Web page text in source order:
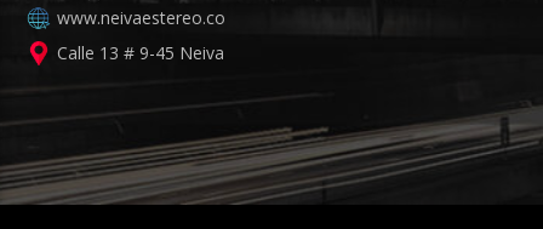
www.neivaestereo.co
Calle 13 # 9-45 Neiva